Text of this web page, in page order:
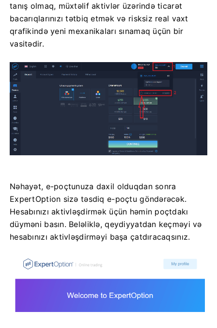
tanış olmaq, müxtəlif aktivlər üzərində ticarət
bacarıqlarınızı tətbiq etmək və risksiz real vaxt
qrafikində yeni mexanikaları sınamaq üçün bir
vasitədir.
Nəhayət, e-poçtunuza daxil olduqdan sonra
ExpertOption sizə təsdiq e-poçtu göndərəcək.
Hesabınızı aktivləşdirmək üçün həmin poçtdakı
düyməni basın. Beləliklə, qeydiyyatdan keçməyi və
hesabınızı aktivləşdirməyi başa çatdıracaqsınız.